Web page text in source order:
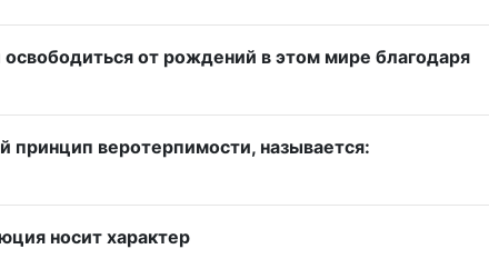
от рождений в этом мире благодаря
принцип веротерпимости, называется:
носит характер